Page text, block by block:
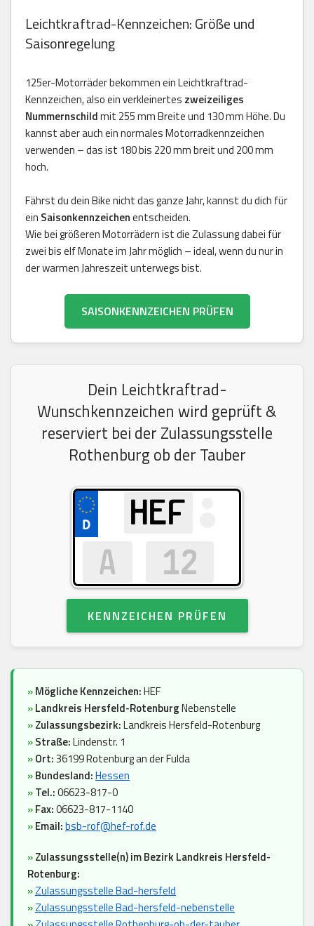
Leichtkraftrad-Kennzeichen: Größe und
Saisonregelung
125er-Motorräder bekommen ein Leichtkraftrad-
Kennzeichen, also ein verkleinertes zweizeiliges
Nummernschildmit 255 mm Breite und 130 mm Höhe. Du
kannst aber auch ein normales Motorradkennzeichen
verwenden – das ist 180 bis 220 mm breit und 200 mm
hoch.
Fährst du dein Bike nicht das ganze Jahr, kannst du dich für
ein Saisonkennzeichenentscheiden.
Wie bei größeren Motorrädern ist die Zulassung dabei für
zwei bis elf Monate im Jahr möglich – ideal, wenn du nur in
der warmen Jahreszeit unterwegs bist.
SAISONKENNZEICHEN PRÜFEN
Dein Leichtkraftrad-
Wunschkennzeichen wird geprüft &
reserviert bei der Zulassungsstelle
Rothenburg ob der Tauber
KENNZEICHEN PRÜFEN
»Mögliche Kennzeichen:HEF
»Landkreis Hersfeld-RotenburgNebenstelle
»Zulassungsbezirk:Landkreis Hersfeld-Rotenburg
»Straße:Lindenstr. 1
»Ort:36199 Rotenburg an der Fulda
»Bundesland:Hessen
»Tel.:06623-817-0
»Fax:06623-817-1140
»Email:bsb-rof@hef-rof.de
»Zulassungsstelle(n) im Bezirk Landkreis Hersfeld-
Rotenburg:
»Zulassungsstelle Bad-hersfeld
»Zulassungsstelle Bad-hersfeld-nebenstelle